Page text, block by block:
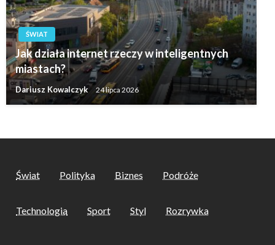
ŚWIAT
Jak działa internet rzeczy w inteligentnych
miastach?
Dariusz Kowalczyk 24 lipca 2026
Świat Polityka Biznes Podróże
Technologia Sport Styl Rozrywka